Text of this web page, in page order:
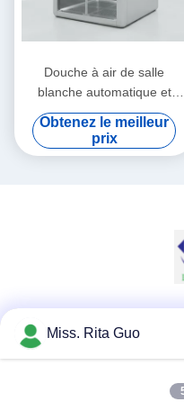
Douche à air de salle
blanche automatique et
manuelle intégrant un
ventilateur centrifuge et un
éclairage LED pour
Obtenez le meilleur
prix
Les
Miss. Rita Guo